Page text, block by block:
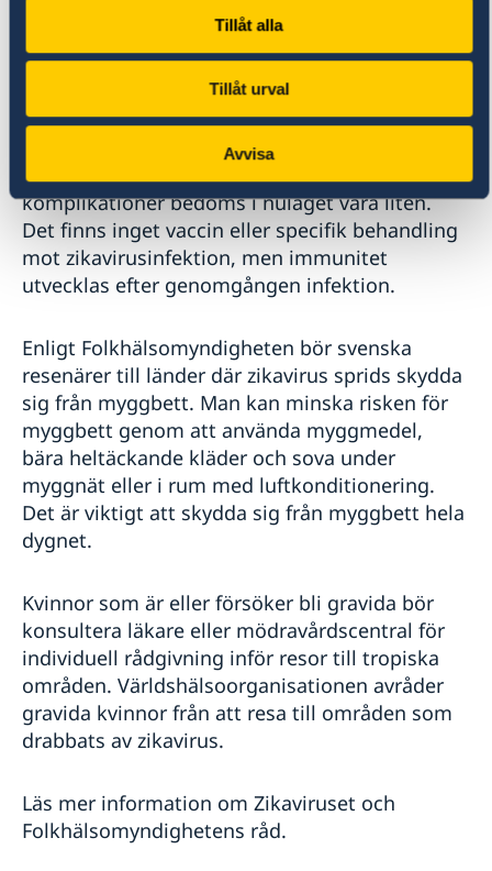
Tillåt alla
Tillåt urval
Avvisa
sprids via myggor. För de allra
flesta som drabbas är en infektion med
zikavirus mycket mild. De som får symptom får
lindriga besvär och behöver sällan söka
sjukvård. De vanligaste symtomen är feber,
hudutslag, ledvärk och ögoninflammation.
Risken för resenärer att drabbas av allvarliga
komplikationer bedöms i nuläget vara liten.
Det finns inget vaccin eller specifik behandling
mot zikavirusinfektion, men immunitet
utvecklas efter genomgången infektion.
Enligt Folkhälsomyndigheten bör svenska
resenärer till länder där zikavirus sprids skydda
sig från myggbett. Man kan minska risken för
myggbett genom att använda myggmedel,
bära heltäckande kläder och sova under
myggnät eller i rum med luftkonditionering.
Det är viktigt att skydda sig från myggbett hela
dygnet.
Kvinnor som är eller försöker bli gravida bör
konsultera läkare eller mödravårdscentral för
individuell rådgivning inför resor till tropiska
områden. Världshälsoorganisationen avråder
gravida kvinnor från att resa till områden som
drabbats av zikavirus.
Läs mer information om Zikaviruset och
Folkhälsomyndighetens råd.